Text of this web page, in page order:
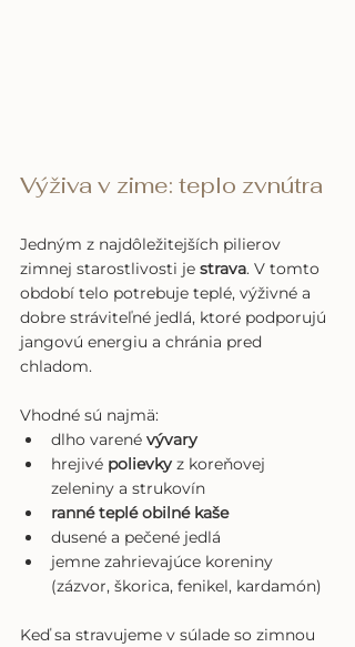
Výživa v zime: teplo zvnútra
Jedným z najdôležitejších pilierov
zimnej starostlivosti je strava. V tomto
období telo potrebuje teplé, výživné a
dobre stráviteľné jedlá, ktoré podporujú
jangovú energiu a chránia pred
chladom.
Vhodné sú najmä:
dlho varené vývary
hrejivé polievky z koreňovej
zeleniny a strukovín
ranné teplé obilné kaše
dusené a pečené jedlá
jemne zahrievajúce koreniny
(zázvor, škorica, fenikel, kardamón)
Keď sa stravujeme v súlade so zimnou